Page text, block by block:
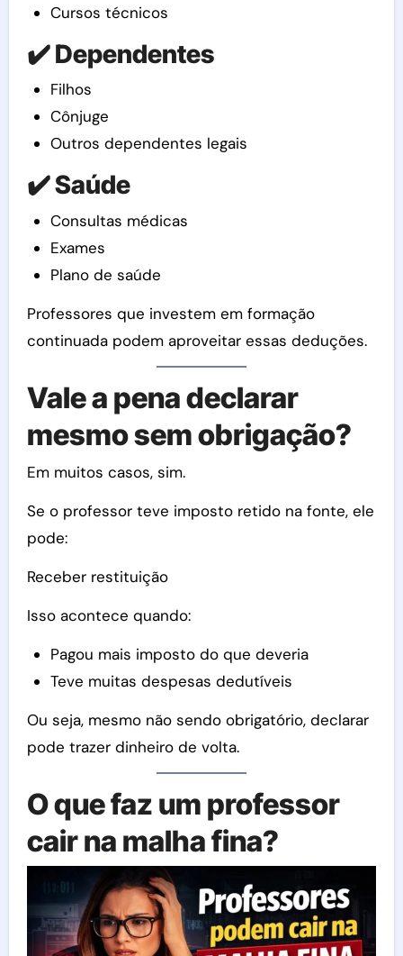
Cursos técnicos
✔️ Dependentes
Filhos
Cônjuge
Outros dependentes legais
✔️ Saúde
Consultas médicas
Exames
Plano de saúde
Professores que investem em formação
continuada podem aproveitar essas deduções.
Vale a pena declarar
mesmo sem obrigação?
Em muitos casos, sim.
Se o professor teve imposto retido na fonte, ele
pode:
Receber restituição
Isso acontece quando:
Pagou mais imposto do que deveria
Teve muitas despesas dedutíveis
Ou seja, mesmo não sendo obrigatório, declarar
pode trazer dinheiro de volta.
O que faz um professor
cair na malha fina?